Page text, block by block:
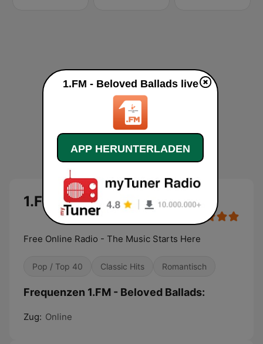
1.FM - Beloved Ballads
Free Online Radio - The Music Starts Here
Pop / Top 40 Classic Hits Romantisch
Frequenzen 1.FM - Beloved Ballads:
Zug: Online
1.FM - Beloved Ballads live
APP HERUNTERLADEN